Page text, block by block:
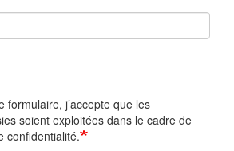
formulaire, j’accepte que les
soient exploitées dans le cadre de
confidentialité.